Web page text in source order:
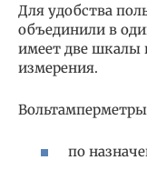
Для удобства
объединили в
имеет две шкалы
измерения.
по